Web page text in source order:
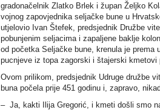
gradonačelnik Zlatko Brlek i župan Željko
vojnog zapovjednika seljačke bune u
utjelovio Ivan Štefek, predsjednik Družbe
pobunjenim seljacima i zapaljene baklje
od početka Seljačke bune, krenula je prema
pucnjeve iz topa zagorski i štajerski
Ovom prilikom, predsjednik Udruge družbe
buna počela prije 451 godinu i, zapravo,
– Ja, kakti Ilija Gregorić, i kmeti došli smo